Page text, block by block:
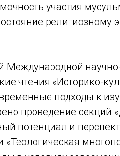
участия
религиозному
Международной
чтения «Историко-
подходы к
проведение секций
потенциал и
«Теологическая